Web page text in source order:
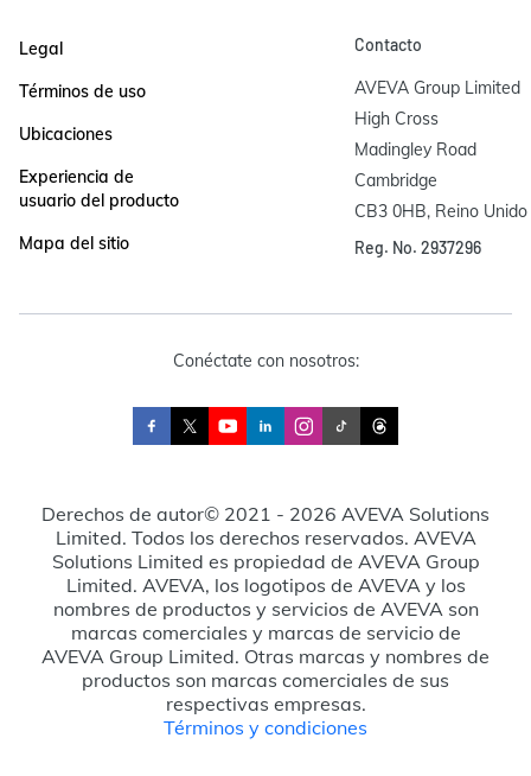
Legal
Términos de uso
Ubicaciones
Experiencia de
usuario del producto
Mapa del sitio
Contacto
AVEVA Group Limited
High Cross
Madingley Road
Cambridge
CB3 0HB, Reino Unido
Reg. No. 2937296
Conéctate con nosotros:
Derechos de autor© 2021 - 2026 AVEVA Solutions
Limited. Todos los derechos reservados. AVEVA
Solutions Limited es propiedad de AVEVA Group
Limited. AVEVA, los logotipos de AVEVA y los
nombres de productos y servicios de AVEVA son
marcas comerciales y marcas de servicio de
AVEVA Group Limited. Otras marcas y nombres de
productos son marcas comerciales de sus
respectivas empresas.
Términos y condiciones